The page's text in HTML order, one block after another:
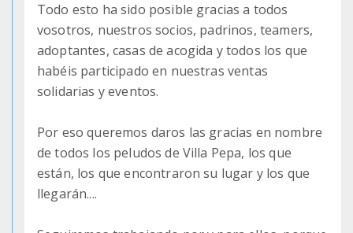
Todo esto ha sido posible gracias a todos
vosotros, nuestros socios, padrinos, teamers,
adoptantes, casas de acogida y todos los que
habéis participado en nuestras ventas
solidarias y eventos.
Por eso queremos daros las gracias en nombre
de todos los peludos de Villa Pepa, los que
están, los que encontraron su lugar y los que
llegarán....